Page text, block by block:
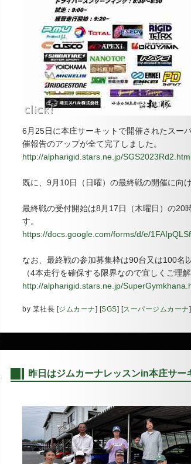
6月25日に本庄サーキットで開催されたスー
催報告のアップが全て完了しました。
http://alpharigid.stars.ne.jp/
既に、9月10日（日曜）の最終戦の開催に向
最終戦の受付開始は8月17日（木曜日）の20
す。
https://docs.google.com/forms/d/e/
なお、最終戦の参加募集枠は90台又は100名
（4本走行を確保する限界なので宜しくご理解
http://alpharigid.stars.ne.jp/
by 某社長 [ジムカーナ] [SGS] [スーパージムカーナ]
昨日はジムカーナレッスンin本庄サー